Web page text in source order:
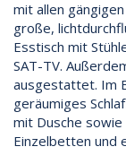
mit allen
große,
Esstisch mit
SAT-TV.
ausgestattet. Im
geräumiges
mit Dusche
Einzelbetten und